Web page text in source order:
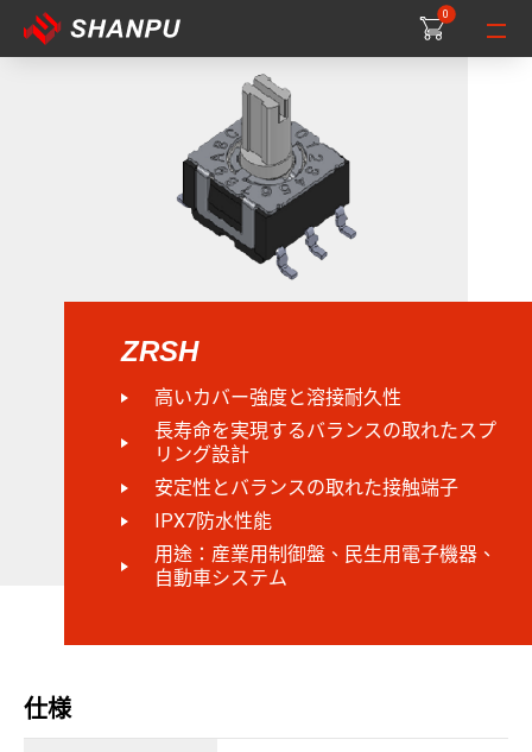
0
0
0
ZRSH
高いカバー強度と溶接耐久性
長寿命を実現するバランスの取れたスプ
リング設計
安定性とバランスの取れた接触端子
IPX7防水性能
用途：産業用制御盤、民生用電子機器、
自動車システム
仕様